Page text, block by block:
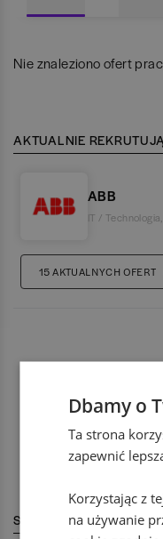
Nie znaleziono ofert
AKTUALNIE
ABB
IT / Technologia
15AKTUALNYCH OFERT
STREFA EKSPERTA
Dbamy o
Ta strona
zapewnić
Korzystając z
na używanie